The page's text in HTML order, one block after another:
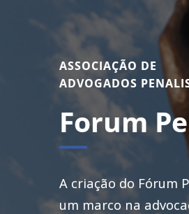
ASSOCIAÇÃO DE
ADVOGADOS
Forum
A criação do Fórum
um marco na